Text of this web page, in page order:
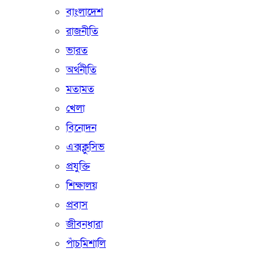
বাংলাদেশ
রাজনীতি
ভারত
অর্থনীতি
মতামত
খেলা
বিনোদন
এক্সক্লুসিভ
প্রযুক্তি
শিক্ষালয়
প্রবাস
জীবনধারা
পাঁচমিশালি